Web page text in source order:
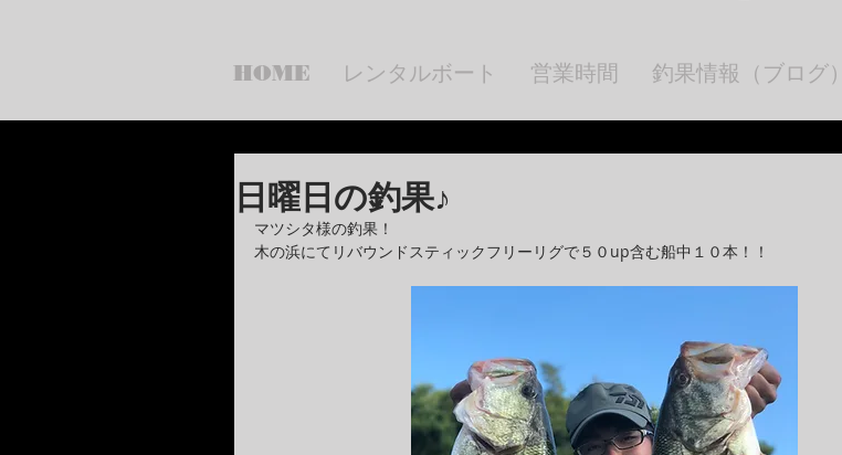
HOME レンタルボート 営業時間 釣果情報（ブログ）
日曜日の釣果♪
マツシタ様の釣果！
木の浜にてリバウンドスティックフリーリグで５０up含む船中１０本！！